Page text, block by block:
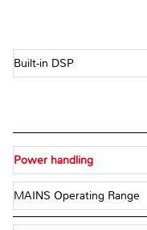
Built-in DSP
Power handling
MAINS Operating Range